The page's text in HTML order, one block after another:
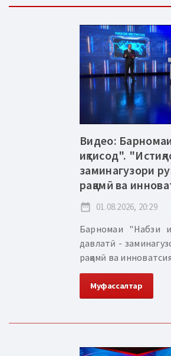
Видео:
иқтисод".
заминагузори
рақамӣ ва
date_range 01.08.2026, 20:29
Барномаи "Набзи
давлатӣ -
рақамӣ ва
Муфассалтар